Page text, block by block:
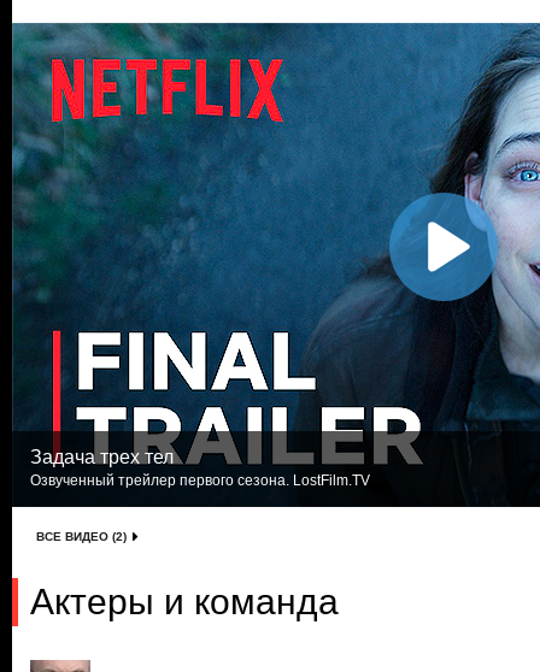
Задача трех тел
Озвученный трейлер первого сезона. LostFilm.TV
ВСЕ ВИДЕО (2)
Актеры и команда